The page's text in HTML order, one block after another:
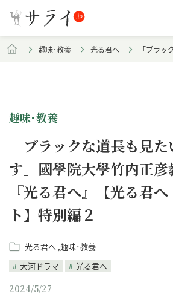
趣味･教養 光る君へ 「ブラ
趣味･教養
「ブラックな道長も見
す」國學院大學竹内正彦
『光る君へ』【光る君
ト】特別編２
光る君へ 趣味･教養
大河ドラマ
光る君へ
2024/5/27